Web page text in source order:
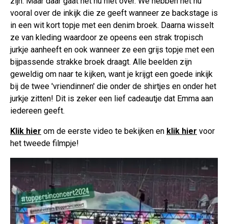
vooral over de inkijk die ze geeft wanneer ze backstage is
in een wit kort topje met een denim broek. Daarna wisselt
ze van kleding waardoor ze opeens een strak tropisch
jurkje aanheeft en ook wanneer ze een grijs topje met een
bijpassende strakke broek draagt. Alle beelden zijn
geweldig om naar te kijken, want je krijgt een goede inkijk
bij de twee 'vriendinnen' die onder de shirtjes en onder het
jurkje zitten! Dit is zeker een lief cadeautje dat Emma aan
iedereen geeft.
Klik hier om de eerste video te bekijken en klik hier voor
het tweede filmpje!